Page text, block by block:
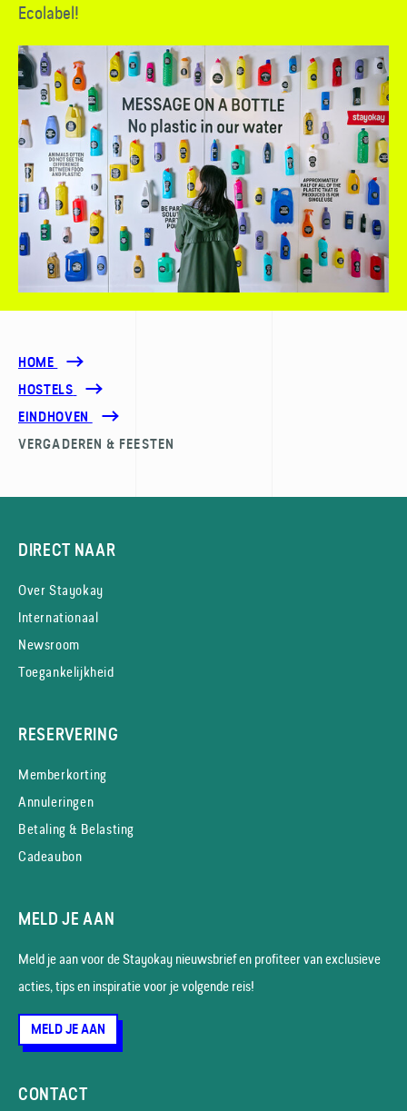
Ecolabel!
HOME
HOSTELS
EINDHOVEN
VERGADEREN & FEESTEN
DIRECT NAAR
Over Stayokay
Internationaal
Newsroom
Toegankelijkheid
RESERVERING
Memberkorting
Annuleringen
Betaling & Belasting
Cadeaubon
MELD JE AAN
Meld je aan voor de Stayokay nieuws­brief en profiteer van exclusieve
acties, tips en inspiratie voor je volgende reis!
MELD JE AAN
CONTACT